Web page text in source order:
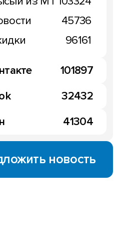
45736
96161
101897
32432
41304
новость